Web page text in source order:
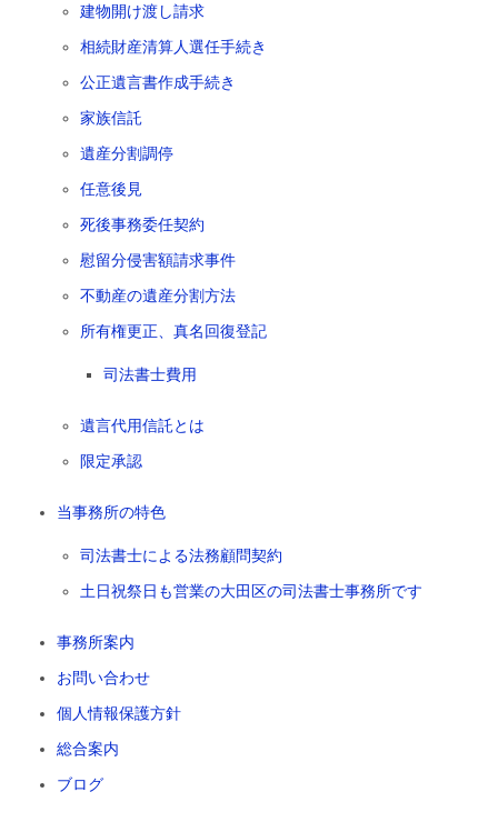
建物開け渡し請求
相続財産清算人選任手続き
公正遺言書作成手続き
家族信託
遺産分割調停
任意後見
死後事務委任契約
慰留分侵害額請求事件
不動産の遺産分割方法
所有権更正、真名回復登記
司法書士費用
遺言代用信託とは
限定承認
当事務所の特色
司法書士による法務顧問契約
土日祝祭日も営業の大田区の司法書士事務所です
事務所案内
お問い合わせ
個人情報保護方針
総合案内
ブログ